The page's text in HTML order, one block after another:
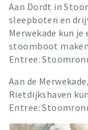
Aan Dordt in
sleepboten en
Merwekade kun
stoomboot
Entree:
Aan de
Rietdijkshaven
Entree: